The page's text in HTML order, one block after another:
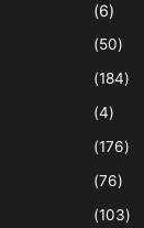
(6)
(50)
(184)
(4)
(176)
(76)
(103)